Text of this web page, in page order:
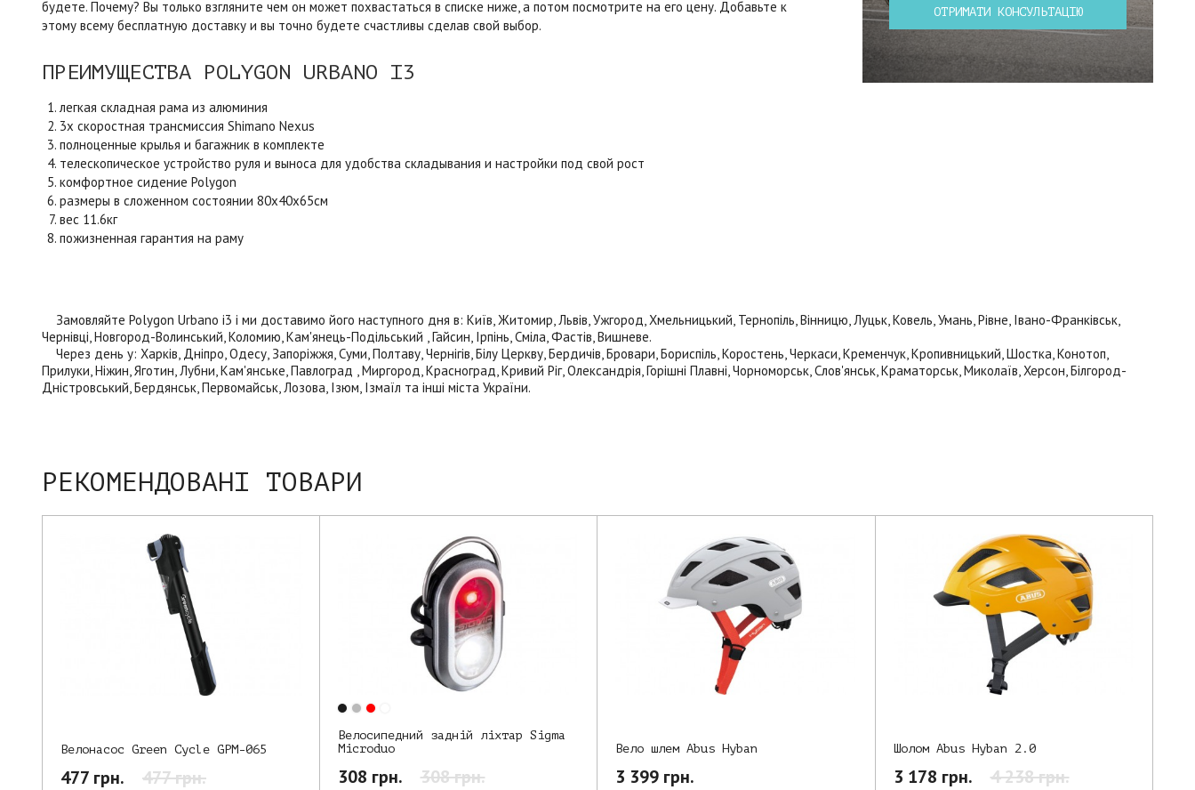
будете. Почему? Вы только взгляните чем он может похвастаться в списке ниже, а потом посмотрите на его цену. Добавьте к
этому всему бесплатную доставку и вы точно будете счастливы сделав свой выбор.
ПРЕИМУЩЕСТВА POLYGON URBANO I3
легкая складная рама из алюминия
3х скоростная трансмиссия Shimano Nexus
полноценные крылья и багажник в комплекте
телескопическое устройство руля и выноса для удобства складывания и настройки под свой рост
комфортное сидение Polygon
размеры в сложенном состоянии 80х40х65см
вес 11.6кг
пожизненная гарантия на раму
ОТРИМАТИ КОНСУЛЬТАЦІЮ
Замовляйте Polygon Urbano i3 і ми доставимо його наступного дня в: Київ, Житомир, Львів, Ужгород, Хмельницький, Тернопіль, Вінницю, Луцьк, Ковель, Умань, Рівне, Івано-Франківськ,
Чернівці, Новгород-Волинський, Коломию, Кам'янець-Подільський , Гайсин, Ірпінь, Сміла, Фастів, Вишневе.
Через день у: Харків, Дніпро, Одесу, Запоріжжя, Суми, Полтаву, Чернігів, Білу Церкву, Бердичів, Бровари, Бориспіль, Коростень, Черкаси, Кременчук, Кропивницький, Шостка, Конотоп,
Прилуки, Ніжин, Яготин, Лубни, Кам'янське, Павлоград , Миргород, Красноград, Кривий Ріг, Олександрія, Горішні Плавні, Чорноморськ, Слов'янськ, Краматорськ, Миколаїв, Херсон, Білгород-
Дністровський, Бердянськ, Первомайськ, Лозова, Ізюм, Ізмаїл та інші міста України.
РЕКОМЕНДОВАНІ ТОВАРИ
Велонасос Green Cycle GPM-065
477 грн. 477 грн.
Велосипедний задній ліхтар Sigma
Microduo
308 грн. 308 грн.
Вело шлем Abus Hyban
3 399 грн.
Шолом Abus Hyban 2.0
3 178 грн. 4 238 грн.